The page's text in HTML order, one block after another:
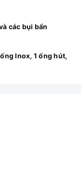
các bụi bẩn
Inox, 1 ống hút,